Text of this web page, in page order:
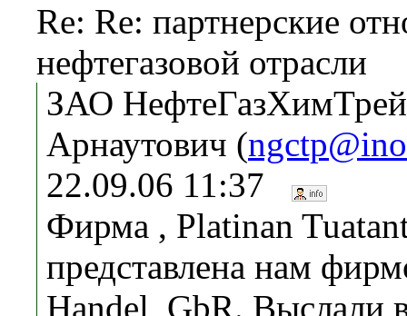
Re: Re: партнерские
нефтегазовой отрасли
ЗАО
Арнаутович (
22.09.06 11:37
Фирма , Platinan
представлена нам
Handel, GbR. Выслали